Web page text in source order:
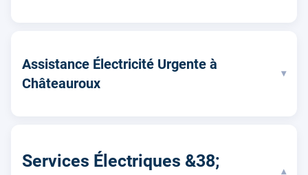
Assistance Électricité Urgente à
Châteauroux
▾
Services Électriques &38;